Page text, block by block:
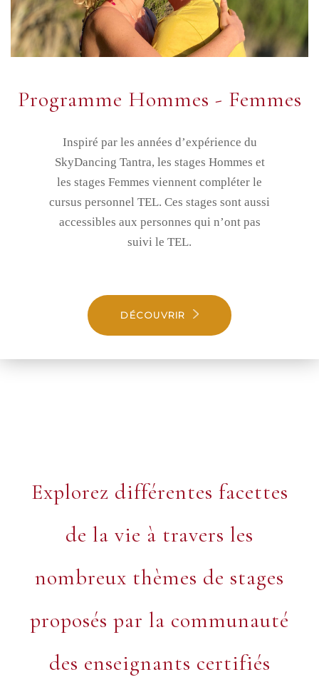
Programme Hommes - Femmes
Inspiré par les années d’expérience du
SkyDancing Tantra, les stages Hommes et
les stages Femmes viennent compléter le
cursus personnel TEL. Ces stages sont aussi
accessibles aux personnes qui n’ont pas
suivi le TEL.
DÉCOUVRIR
Explorez différentes facettes
de la vie à travers les
nombreux thèmes de stages
proposés par la communauté
des enseignants certifiés